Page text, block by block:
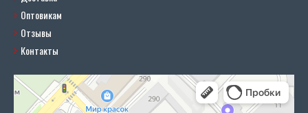
Оптовикам
Отзывы
Контакты